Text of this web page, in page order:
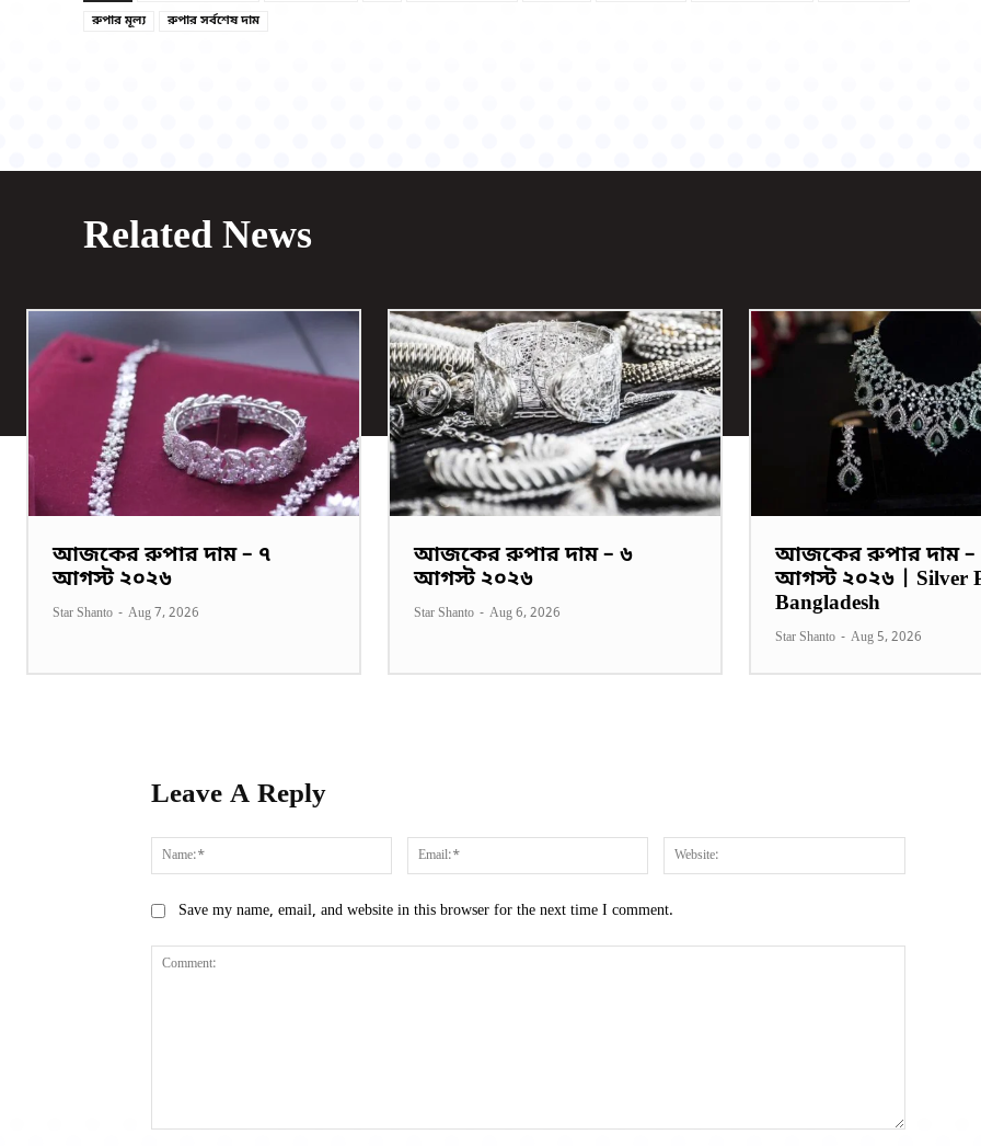
রুপার মূল্য
রুপার সর্বশেষ দাম
Related News
আজকের রুপার দাম – ৭
আগস্ট ২০২৬
Star Shanto - Aug 7, 2026
আজকের রুপার দাম – ৬
আগস্ট ২০২৬
Star Shanto - Aug 6, 2026
আজকের রুপার দাম –
আগস্ট ২০২৬ | Silver
Bangladesh
Star Shanto - Aug 5, 2026
Leave A Reply
Name:* Email:*
Save my name, email, and website in this browser for the next time I comment.